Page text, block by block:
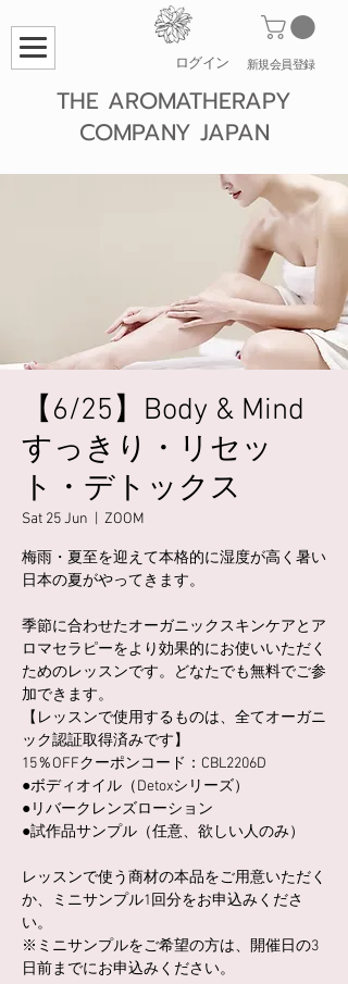
​新規会員登録
ログイン
THE AROMATHERAPY
COMPANY JAPAN
【6/25】Body & Mind
すっきり・リセッ
ト・デトックス
Sat 25 Jun
  |
ZOOM
梅雨・夏至を迎えて本格的に湿度が高く暑い
日本の夏がやってきます。
季節に合わせたオーガニックスキンケアとア
ロマセラピーをより効果的にお使いいただく
ためのレッスンです。どなたでも無料でご参
加できます。
【レッスンで使用するものは、全てオーガニ
ック認証取得済みです】
15％OFFクーポンコード：CBL2206D
●ボディオイル（Detoxシリーズ）
●リバークレンズローション
●試作品サンプル（任意、欲しい人のみ）
レッスンで使う商材の本品をご用意いただく
か、ミニサンプル1回分をお申込みくださ
い。
※ミニサンプルをご希望の方は、開催日の3
日前までにお申込みください。